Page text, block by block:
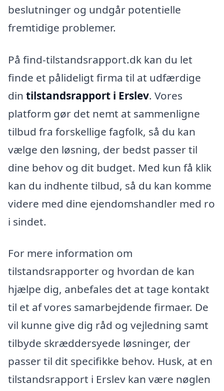
beslutninger og undgår potentielle
fremtidige problemer.
På find-tilstandsrapport.dk kan du let
finde et pålideligt firma til at udfærdige
din tilstandsrapport i Erslev. Vores
platform gør det nemt at sammenligne
tilbud fra forskellige fagfolk, så du kan
vælge den løsning, der bedst passer til
dine behov og dit budget. Med kun få klik
kan du indhente tilbud, så du kan komme
videre med dine ejendomshandler med ro
i sindet.
For mere information om
tilstandsrapporter og hvordan de kan
hjælpe dig, anbefales det at tage kontakt
til et af vores samarbejdende firmaer. De
vil kunne give dig råd og vejledning samt
tilbyde skræddersyede løsninger, der
passer til dit specifikke behov. Husk, at en
tilstandsrapport i Erslev kan være nøglen